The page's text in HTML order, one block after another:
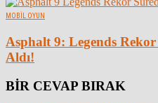
MOBIL OYUN
Asphalt 9: Legends
Aldı!
BİR CEVAP BIRAK